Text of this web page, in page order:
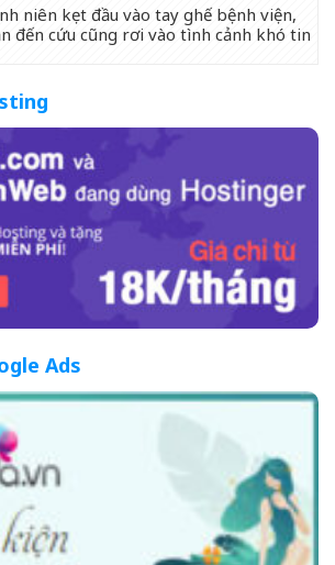
niên kẹt đầu vào tay ghế bệnh viện,
đến cứu cũng rơi vào tình cảnh khó tin
Ads